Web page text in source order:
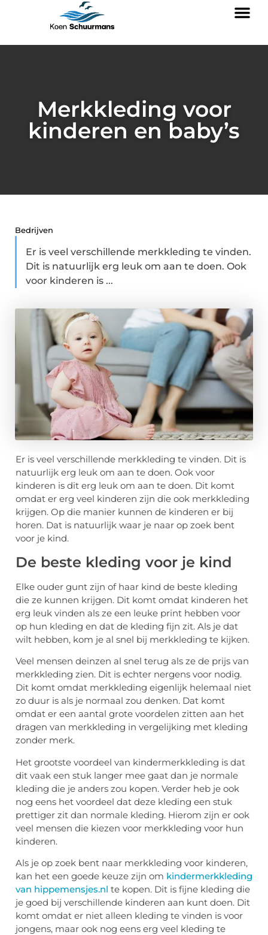
Merkkleding voor
kinderen en baby’s
Bedrijven
Er is veel verschillende merkkleding te vinden.
Dit is natuurlijk erg leuk om aan te doen. Ook
voor kinderen is ...
Er is veel verschillende merkkleding te vinden. Dit is
natuurlijk erg leuk om aan te doen. Ook voor
kinderen is dit erg leuk om aan te doen. Dit komt
omdat er erg veel kinderen zijn die ook merkkleding
krijgen. Op die manier kunnen de kinderen er bij
horen. Dat is natuurlijk waar je naar op zoek bent
voor je kind.
De beste kleding voor je kind
Elke ouder gunt zijn of haar kind de beste kleding
die ze kunnen krijgen. Dit komt omdat kinderen het
erg leuk vinden als ze een leuke print hebben voor
op hun kleding en dat de kleding fijn zit. Als je dat
wilt hebben, kom je al snel bij merkkleding te kijken.
Veel mensen deinzen al snel terug als ze de prijs van
merkkleding zien. Dit is echter nergens voor nodig.
Dit komt omdat merkkleding eigenlijk helemaal niet
zo duur is als je normaal zou denken. Dat komt
omdat er een aantal grote voordelen zitten aan het
dragen van merkkleding in vergelijking met kleding
zonder merk.
Het grootste voordeel van kindermerkkleding is dat
dit vaak een stuk langer mee gaat dan je normale
kleding die je anders zou kopen. Verder heb je ook
nog eens het voordeel dat deze kleding een stuk
prettiger zit dan normale kleding. Hierom zijn er ook
veel mensen die kiezen voor merkkleding voor hun
kinderen.
Als je op zoek bent naar merkkleding voor kinderen,
kan het een goede keuze zijn om kindermerkkleding
van hippemensjes.nl te kopen. Dit is fijne kleding die
je goed bij verschillende kinderen aan kunt doen. Dit
komt omdat er niet alleen kleding te vinden is voor
jongens, maar ook nog eens erg veel kleding te